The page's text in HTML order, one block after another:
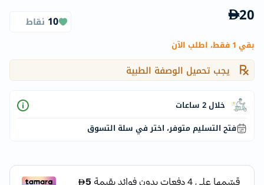
20
10 نقاط
بقي 1 فقط، اطلب الآن
يجب تحميل الوصفة الطبية
خلال 2 ساعات
فتح التسليم متوفر، اختر في سلة التسوق